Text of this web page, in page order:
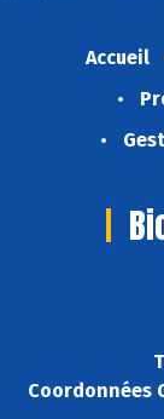
Accueil
Coordonnées